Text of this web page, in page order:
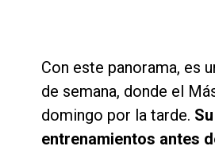
Con este panorama, es
de semana, donde el
domingo por la tarde.
entrenamientos antes